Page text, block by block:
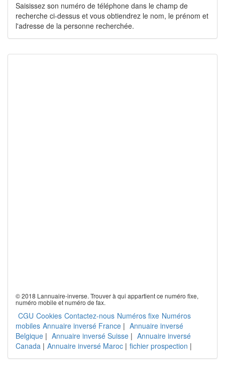
Saisissez son numéro de téléphone dans le champ de
recherche ci-dessus et vous obtiendrez le nom, le prénom et
l'adresse de la personne recherchée.
© 2018 Lannuaire-inverse. Trouver à qui appartient ce numéro fixe,
numéro mobile et numéro de fax.
CGU Cookies Contactez-nous Numéros fixe Numéros
mobiles Annuaire inversé France | Annuaire inversé
Belgique | Annuaire inversé Suisse | Annuaire inversé
Canada | Annuaire inversé Maroc | fichier prospection |